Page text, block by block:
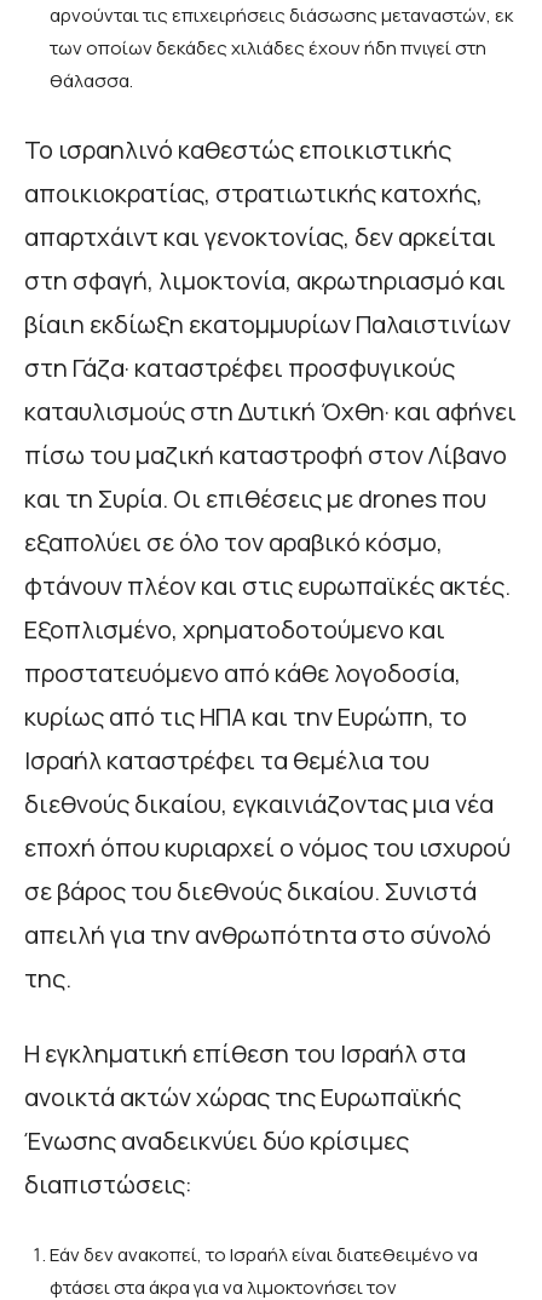
αρνούνται τις επιχειρήσεις διάσωσης μεταναστών, εκ
των οποίων δεκάδες χιλιάδες έχουν ήδη πνιγεί στη
θάλασσα.
Το ισραηλινό καθεστώς εποικιστικής
αποικιοκρατίας, στρατιωτικής κατοχής,
απαρτχάιντ και γενοκτονίας, δεν αρκείται
στη σφαγή, λιμοκτονία, ακρωτηριασμό και
βίαιη εκδίωξη εκατομμυρίων Παλαιστινίων
στη Γάζα· καταστρέφει προσφυγικούς
καταυλισμούς στη Δυτική Όχθη· και αφήνει
πίσω του μαζική καταστροφή στον Λίβανο
και τη Συρία. Οι επιθέσεις με drones που
εξαπολύει σε όλο τον αραβικό κόσμο,
φτάνουν πλέον και στις ευρωπαϊκές ακτές.
Εξοπλισμένο, χρηματοδοτούμενο και
προστατευόμενο από κάθε λογοδοσία,
κυρίως από τις ΗΠΑ και την Ευρώπη, το
Ισραήλ καταστρέφει τα θεμέλια του
διεθνούς δικαίου, εγκαινιάζοντας μια νέα
εποχή όπου κυριαρχεί ο νόμος του ισχυρού
σε βάρος του διεθνούς δικαίου. Συνιστά
απειλή για την ανθρωπότητα στο σύνολό
της.
Η εγκληματική επίθεση του Ισραήλ στα
ανοικτά ακτών χώρας της Ευρωπαϊκής
Ένωσης αναδεικνύει δύο κρίσιμες
διαπιστώσεις:
Εάν δεν ανακοπεί, το Ισραήλ είναι διατεθειμένο να
φτάσει στα άκρα για να λιμοκτονήσει τον